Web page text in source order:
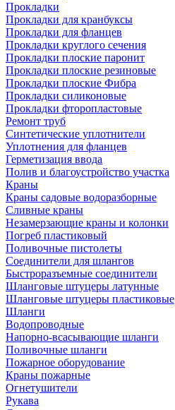
Прокладки
Прокладки для кранбуксы
Прокладки для фланцев
Прокладки круглого сечения
Прокладки плоские паронит
Прокладки плоские резиновые
Прокладки плоские Фибра
Прокладки силиконовые
Прокладки фторопластовые
Ремонт труб
Синтетические уплотнители
Уплотнения для фланцев
Герметизация ввода
Полив и благоустройство участка
Краны
Краны садовые водоразборные
Сливные краны
Незамерзающие краны и колонки
Погреб пластиковый
Поливочные пистолеты
Соединители для шлангов
Быстроразъемные соединители
Шланговые штуцеры латунные
Шланговые штуцеры пластиковые
Шланги
Водопроводные
Напорно-всасывающие шланги
Поливочные шланги
Пожарное оборудование
Краны пожарные
Огнетушители
Рукава